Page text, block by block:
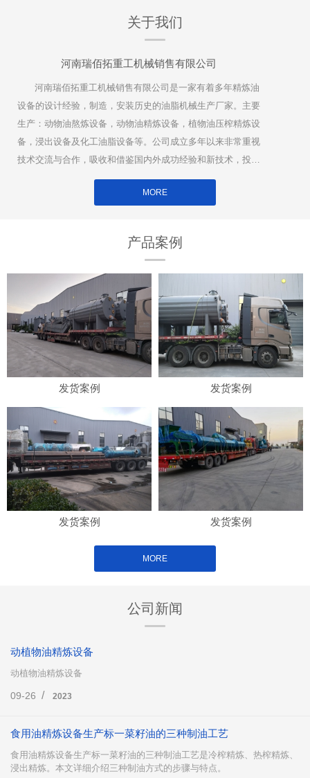
关于我们
河南瑞佰拓重工机械销售有限公司
河南瑞佰拓重工机械销售有限公司是一家有着多年精炼油
设备的设计经验，制造，安装历史的油脂机械生产厂家。主要
生产：动物油熬炼设备，动物油精炼设备，植物油压榨精炼设
备，浸出设备及化工油脂设备等。公司成立多年以来非常重视
技术交流与合作，吸收和借鉴国内外成功经验和新技术，投入
大量**用于新设备的研制和开发。
MORE
产品案例
发货案例 发货案例
发货案例 发货案例
MORE
公司新闻
动植物油精炼设备
动植物油精炼设备
09-26 / 2023
食用油精炼设备生产标一菜籽油的三种制油工艺
食用油精炼设备生产标一菜籽油的三种制油工艺是冷榨精炼、热榨精炼、
浸出精炼。本文详细介绍三种制油方式的步骤与特点。